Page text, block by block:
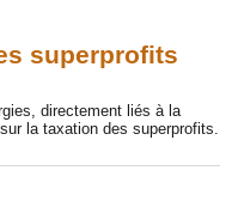
superprofits
directement liés à la
la taxation des superprofits.